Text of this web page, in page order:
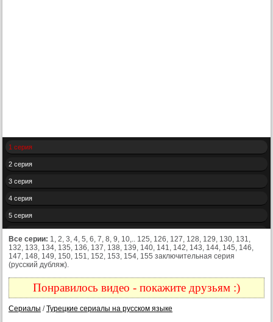
1 серия
2 серия
3 серия
4 серия
5 серия
7 серия
8 серия
9 серия
Все серии: 1, 2, 3, 4, 5, 6, 7, 8, 9, 10,.. 125, 126, 127, 128, 129, 130, 131,
132, 133, 134, 135, 136, 137, 138, 139, 140, 141, 142, 143, 144, 145, 146,
147, 148, 149, 150, 151, 152, 153, 154, 155 заключительная серия
(русский дубляж).
Понравилось видео - покажите друзьям :)
Сериалы /Турецкие сериалы на русском языке